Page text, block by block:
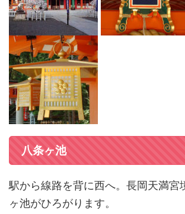
八条ヶ池
駅から線路を背に西へ。長岡天満宮
ヶ池がひろがります。